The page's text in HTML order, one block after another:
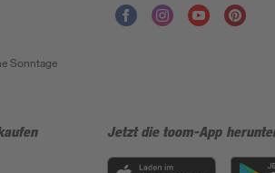
Sonntage
Jetzt die toom-App